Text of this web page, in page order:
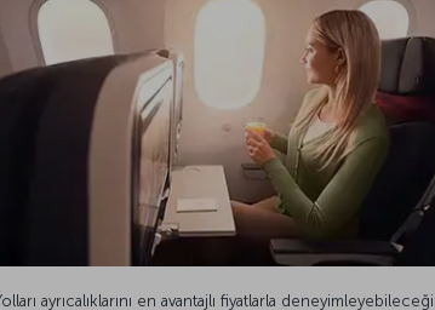
ayrıcalıklarını en avantajlı fiyatlarla